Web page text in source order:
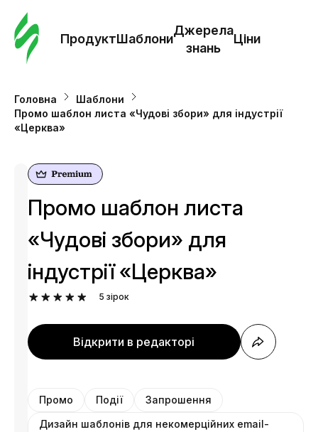
ПродуктШаблони
Джерела
знань
Ціни
Головна
Шаблони
Промо шаблон листа «Чудові збори» для індустрії
«Церква»
Промо шаблон листа
«Чудові збори» для
індустрії «Церква»
5 зірок
Відкрити в редакторі
Промо Події
Запрошення
Дизайн шаблонів для некомерційних email-